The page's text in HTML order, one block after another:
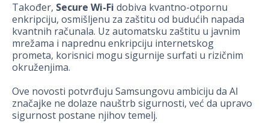
Također, Secure Wi-Fi dobiva kvantno-otpornu
enkripciju, osmišljenu za zaštitu od budućih napada
kvantnih računala. Uz automatsku zaštitu u javnim
mrežama i naprednu enkripciju internetskog
prometa, korisnici mogu sigurnije surfati u rizičnim
okruženjima.
Ove novosti potvrđuju Samsungovu ambiciju da AI
značajke ne dolaze nauštrb sigurnosti, već da upravo
sigurnost postane njihov temelj.